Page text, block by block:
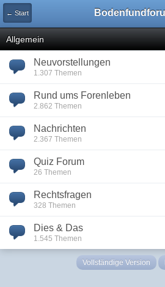
← Start
Allgemein
Neuvorstellungen
1.307 Themen
Rund ums Forenleben
2.862 Themen
Nachrichten
2.367 Themen
Quiz Forum
26 Themen
Rechtsfragen
328 Themen
Dies & Das
1.545 Themen
Vollständige Version